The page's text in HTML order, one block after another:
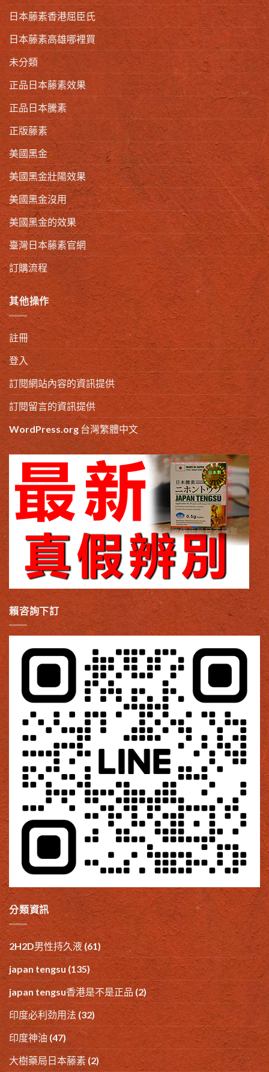
日本藤素香港屈臣氏
日本藤素高雄哪裡買
未分類
正品日本藤素效果
正品日本騰素
正版藤素
美國黑金
美國黑金壯陽效果
美國黑金沒用
美國黑金的效果
臺灣日本藤素官網
訂購流程
其他操作
註冊
登入
訂閱網站內容的資訊提供
訂閱留言的資訊提供
WordPress.org 台灣繁體中文
賴咨詢下訂
分類資訊
2H2D男性持久液(61)
japan tengsu (135)
japan tengsu香港是不是正品 (2)
印度必利劲用法 (32)
印度神油 (47)
大樹藥局日本藤素(2)